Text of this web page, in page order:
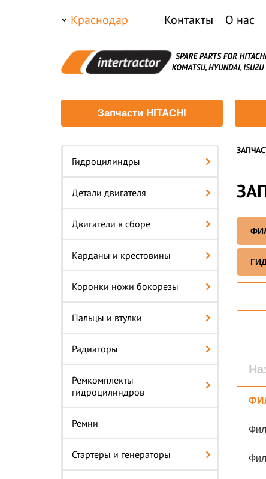
Краснодар Контакты О нас
Запчасти HITACHI
Гидроцилиндры
Детали двигателя
Двигатели в сборе
Карданы и крестовины
Коронки ножи бокорезы
Пальцы и втулки
Радиаторы
Ремкомплекты
гидроцилиндров
Ремни
Стартеры и генераторы